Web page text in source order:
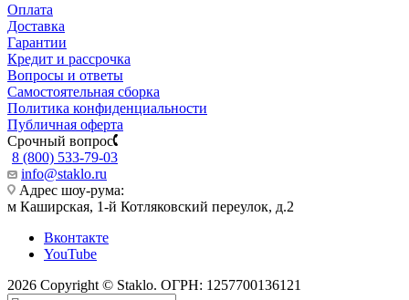
Оплата
Доставка
Гарантии
Кредит и рассрочка
Вопросы и ответы
Самостоятельная сборка
Политика конфиденциальности
Публичная оферта
Срочный вопрос
8 (800) 533-79-03
info@staklo.ru
Адрес шоу-рума:
м Каширская, 1-й Котляковский переулок, д.2
Вконтакте
YouTube
2026 Copyright © Staklo. ОГРН: 1257700136121